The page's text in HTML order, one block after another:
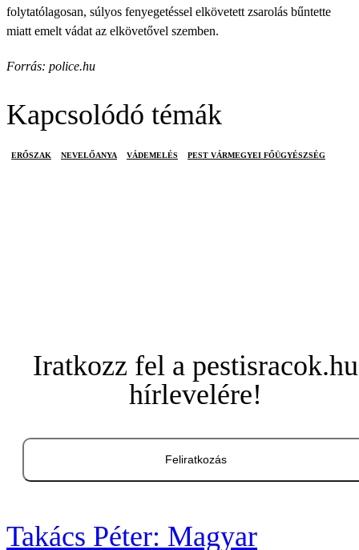
folytatólagosan, súlyos fenyegetéssel elkövetett zsarolás bűntette
miatt emelt vádat az elkövetővel szemben.
Forrás: police.hu
Kapcsolódó témák
ERŐSZAK NEVELŐANYA VÁDEMELÉS PEST VÁRMEGYEI FŐÜGYÉSZSÉG
Iratkozz fel a pestisracok.hu
hírlevelére!
Feliratkozás
Takács Péter: Magyar